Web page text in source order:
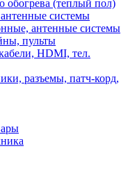
обогрева (теплый пол)
системы
антенные системы
пульты
HDMI, тел.
разъемы, патч-корд,